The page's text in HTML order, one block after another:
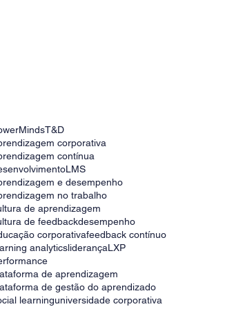
T&D
corporativa
contínua
LMS
e desempenho
no trabalho
de aprendizagem
de feedbackdesempenho
corporativafeedback contínuo
analyticsliderançaLXP
de aprendizagem
de gestão do aprendizado
learninguniversidade corporativa